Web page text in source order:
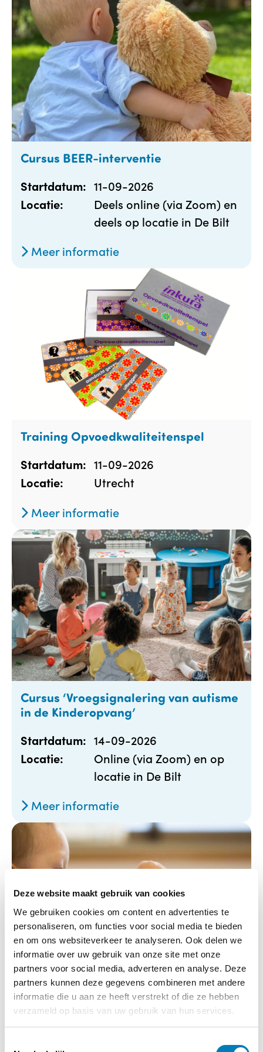
Deze website maakt gebruik van cookies
We gebruiken cookies om content en advertenties te
personaliseren, om functies voor social media te bieden
en om ons websiteverkeer te analyseren. Ook delen we
informatie over uw gebruik van onze site met onze
partners voor social media, adverteren en analyse. Deze
partners kunnen deze gegevens combineren met andere
informatie die u aan ze heeft verstrekt of die ze hebben
verzameld op basis van uw gebruik van hun services.
Cursus BEER-interventie
Startdatum: 11-09-2026
Locatie:
Deels online (via Zoom) en
deels op locatie in De Bilt
Meer informatie
Training Opvoedkwaliteitenspel
Startdatum: 11-09-2026
Locatie:
Utrecht
Meer informatie
Cursus ‘Vroegsignalering van autisme
in de Kinderopvang’
Startdatum: 14-09-2026
Locatie:
Online (via Zoom) en op
locatie in De Bilt
Meer informatie
Webinar ‘BEER – als de ontwikkeling
van een kind niet vanzelf gaat’
Startdatum: 14-09-2026